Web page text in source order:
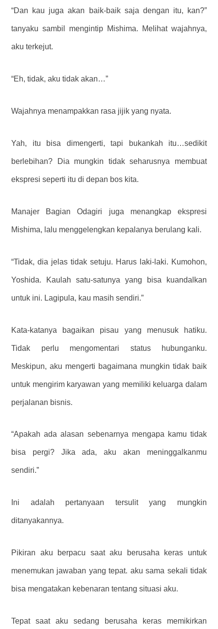
“Dan kau juga akan baik-baik saja dengan itu, kan?”
tanyaku sambil mengintip Mishima. Melihat wajahnya,
aku terkejut.
“Eh, tidak, aku tidak akan…”
Wajahnya menampakkan rasa jijik yang nyata.
Yah, itu bisa dimengerti, tapi bukankah itu…sedikit
berlebihan? Dia mungkin tidak seharusnya membuat
ekspresi seperti itu di depan bos kita.
Manajer Bagian Odagiri juga menangkap ekspresi
Mishima, lalu menggelengkan kepalanya berulang kali.
“Tidak, dia jelas tidak setuju. Harus laki-laki. Kumohon,
Yoshida. Kaulah satu-satunya yang bisa kuandalkan
untuk ini. Lagipula, kau masih sendiri.”
Kata-katanya bagaikan pisau yang menusuk hatiku.
Tidak perlu mengomentari status hubunganku.
Meskipun, aku mengerti bagaimana mungkin tidak baik
untuk mengirim karyawan yang memiliki keluarga dalam
perjalanan bisnis.
“Apakah ada alasan sebenarnya mengapa kamu tidak
bisa pergi? Jika ada, aku akan meninggalkanmu
sendiri.”
Ini adalah pertanyaan tersulit yang mungkin
ditanyakannya.
Pikiran aku berpacu saat aku berusaha keras untuk
menemukan jawaban yang tepat. aku sama sekali tidak
bisa mengatakan kebenaran tentang situasi aku.
Tepat saat aku sedang berusaha keras memikirkan